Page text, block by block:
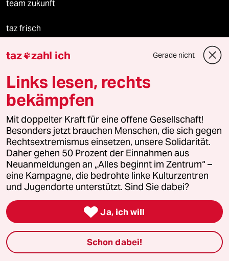
team zukunft
taz frisch
taz zahl ich
taz lab Infobrief
Veranstaltungen
Demnächst
Vor Ort
Live im Stream
Vergangene
taz lab 2027
taz zahl ich Gerade nicht
Links lesen, rechts
bekämpfen
Mit doppelter Kraft für eine offene Gesellschaft!
Besonders jetzt brauchen Menschen, die sich gegen
Rechtsextremismus einsetzen, unsere Solidarität.
Daher gehen 50 Prozent der Einnahmen aus
Neuanmeldungen an „Alles beginnt im Zentrum“ –
eine Kampagne, die bedrohte linke Kulturzentren
und Jugendorte unterstützt. Sind Sie dabei?
 Ja, ich will
Schon dabei!